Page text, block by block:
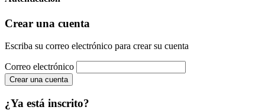
Crear una cuenta
Escriba su correo electrónico para crear su cuenta
Correo electrónico
Crear una cuenta
¿Ya está inscrito?